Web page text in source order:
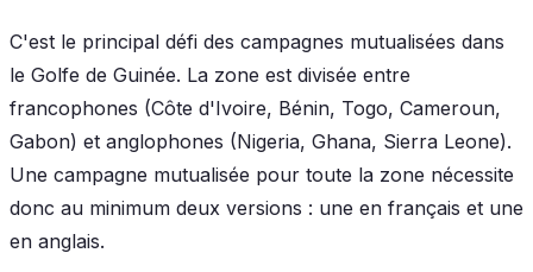
C'est le principal défi des campagnes mutualisées dans
le Golfe de Guinée. La zone est divisée entre
francophones (Côte d'Ivoire, Bénin, Togo, Cameroun,
Gabon) et anglophones (Nigeria, Ghana, Sierra Leone).
Une campagne mutualisée pour toute la zone nécessite
donc au minimum deux versions : une en français et une
en anglais.